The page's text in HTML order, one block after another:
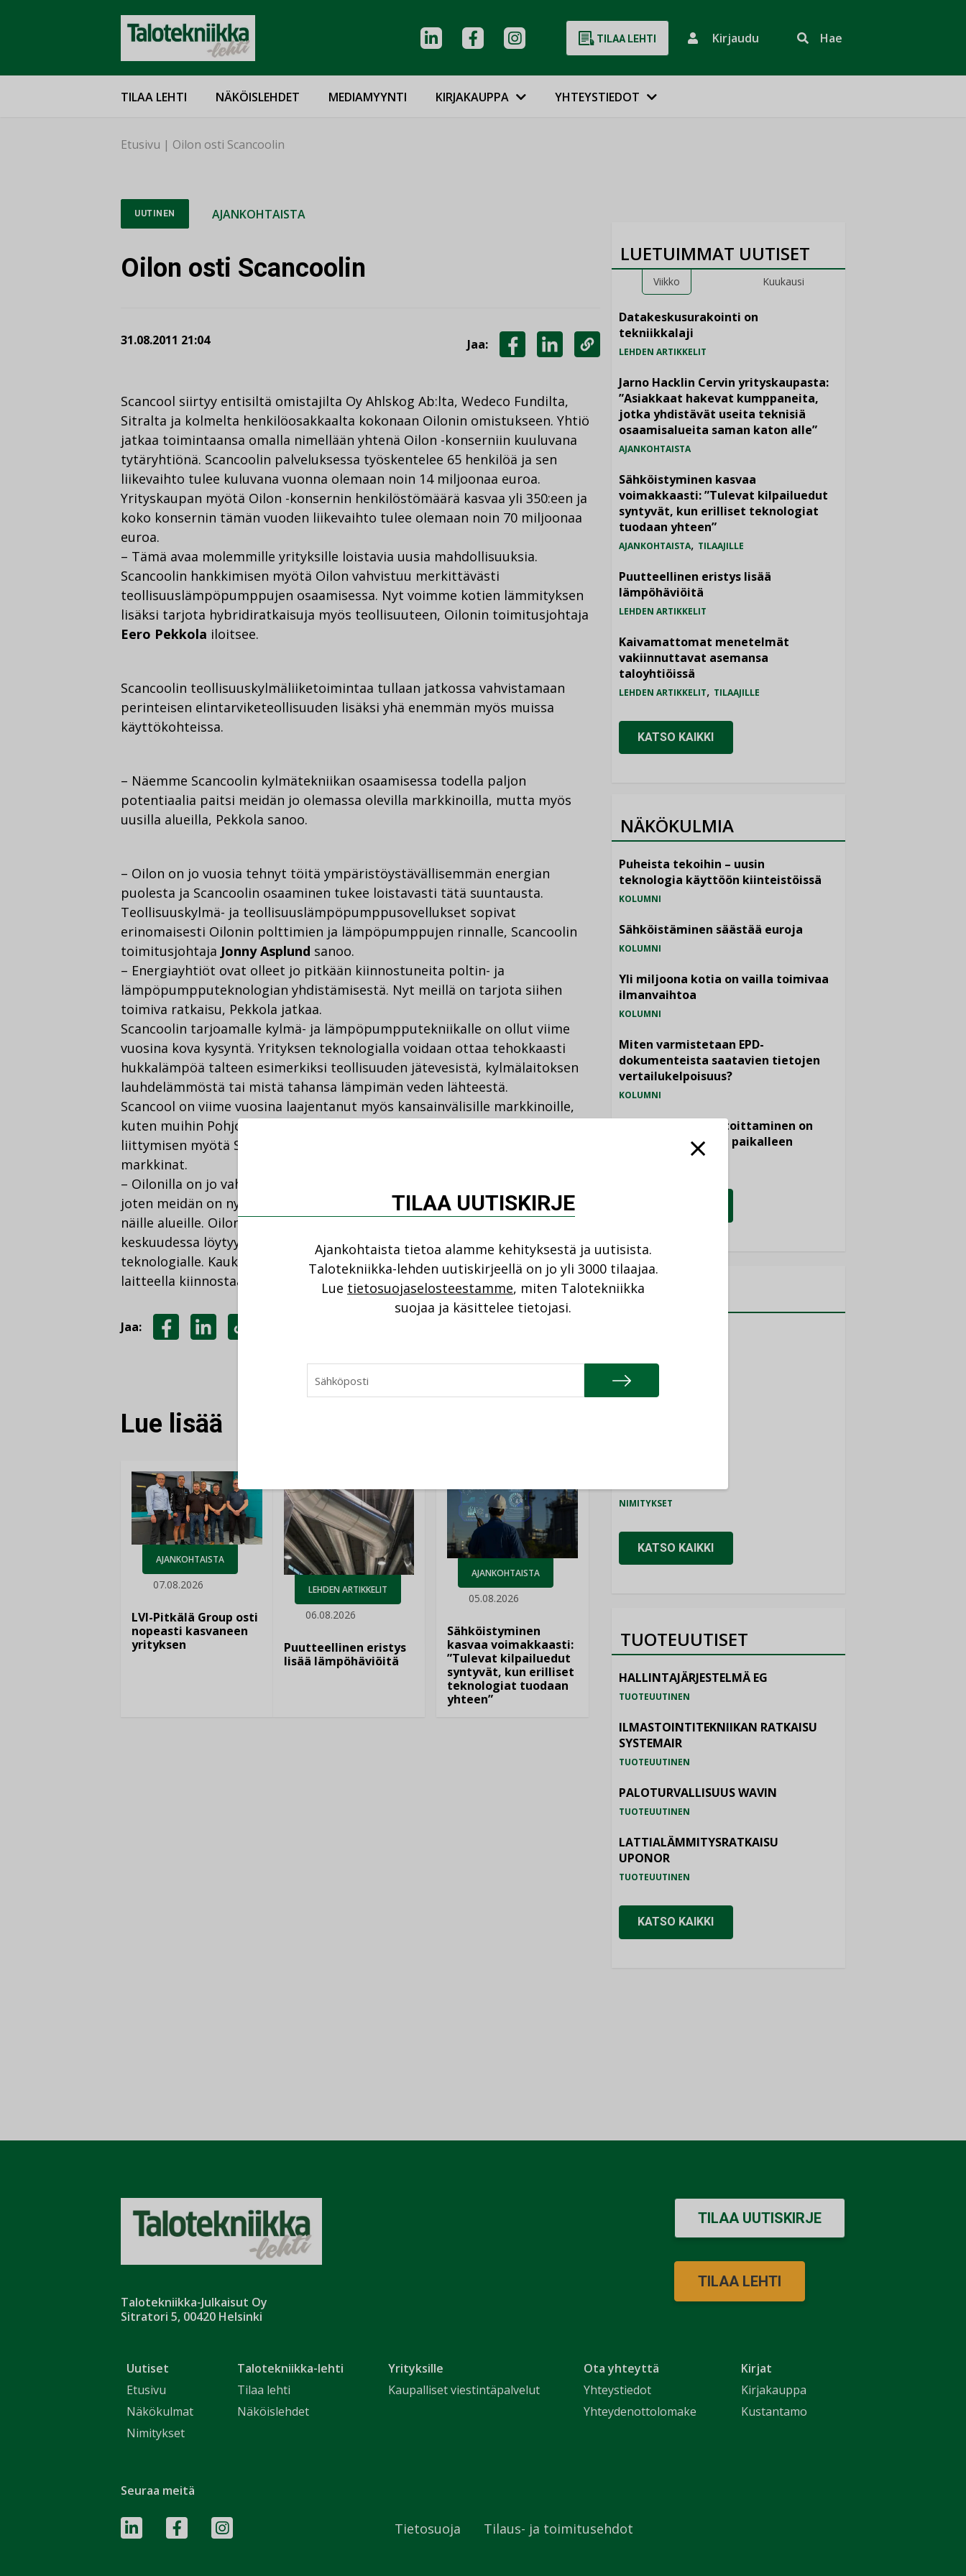
TILAA LEHTI Kirjaudu Hae
TILAA LEHTI NÄKÖISLEHDET MEDIAMYYNTI KIRJAKAUPPA YHTEYSTIEDOT
Etusivu | Oilon osti Scancoolin
UUTINEN AJANKOHTAISTA
Oilon osti Scancoolin
31.08.2011 21:04 Jaa:
LINKEDINISSÄ
LINKKI
Scancool siirtyy entisiltä omistajilta Oy Ahlskog Ab:lta, Wedeco Fundilta,
Sitralta ja kolmelta henkilöosakkaalta kokonaan Oilonin omistukseen. Yhtiö
jatkaa toimintaansa omalla nimellään yhtenä Oilon -konserniin kuuluvana
tytäryhtiönä. Scancoolin palveluksessa työskentelee 65 henkilöä ja sen
liikevaihto tulee kuluvana vuonna olemaan noin 14 miljoonaa euroa.
Yrityskaupan myötä Oilon -konsernin henkilöstömäärä kasvaa yli 350:een ja
koko konsernin tämän vuoden liikevaihto tulee olemaan noin 70 miljoonaa
euroa.
– Tämä avaa molemmille yrityksille loistavia uusia mahdollisuuksia.
Scancoolin hankkimisen myötä Oilon vahvistuu merkittävästi
teollisuuslämpöpumppujen osaamisessa. Nyt voimme kotien lämmityksen
lisäksi tarjota hybridiratkaisuja myös teollisuuteen, Oilonin toimitusjohtaja
Eero Pekkola iloitsee.
Scancoolin teollisuuskylmäliiketoimintaa tullaan jatkossa vahvistamaan
perinteisen elintarviketeollisuuden lisäksi yhä enemmän myös muissa
käyttökohteissa.
– Näemme Scancoolin kylmätekniikan osaamisessa todella paljon
potentiaalia paitsi meidän jo olemassa olevilla markkinoilla, mutta myös
uusilla alueilla, Pekkola sanoo.
– Oilon on jo vuosia tehnyt töitä ympäristöystävällisemmän energian
puolesta ja Scancoolin osaaminen tukee loistavasti tätä suuntausta.
Teollisuuskylmä- ja teollisuuslämpöpumppusovellukset sopivat
erinomaisesti Oilonin polttimien ja lämpöpumppujen rinnalle, Scancoolin
toimitusjohtaja Jonny Asplund sanoo.
– Energiayhtiöt ovat olleet jo pitkään kiinnostuneita poltin- ja
lämpöpumpputeknologian yhdistämisestä. Nyt meillä on tarjota siihen
toimiva ratkaisu, Pekkola jatkaa.
Scancoolin tarjoamalle kylmä- ja lämpöpumpputekniikalle on ollut viime
vuosina kova kysyntä. Yrityksen teknologialla voidaan ottaa tehokkaasti
hukkalämpöä talteen esimerkiksi teollisuuden jätevesistä, kylmälaitoksen
lauhdelämmöstä tai mistä tahansa lämpimän veden lähteestä.
Scancool on viime vuosina laajentanut myös kansainvälisille markkinoille,
kuten muihin Pohjoismaihin, Venäjälle ja Englantiin. Oilon -konserniin
liittymisen myötä Scancoolille avautuukin entistä laajemmat ulkomaan
markkinat.
– Oilonilla on jo vahva asema muun muassa Aasian ja Venäjän markkinoilla,
joten meidän on nyt helppo yhdessä lähteä viemään uutta teknologiaa myös
näille alueille. Oilonin jo olemassa olevien kansainvälisten asiakkaiden
keskuudessa löytyy todella paljon potentiaalisia asiakkaita myös Scancoolin
teknologialle. Kaukolämmön ja kaukokylmän tekeminen tehokkaasti yhdellä
laitteella kiinnostaa kaikkialla, Pekkola sanoo.
Jaa:
Lue lisää
AJANKOHTAISTA
07.08.2026
LVI-Pitkälä Group osti
nopeasti kasvaneen
yrityksen
LEHDEN ARTIKKELIT
06.08.2026
Puutteellinen eristys
lisää lämpöhäviöitä
AJANKOHTAISTA
05.08.2026
Sähköistyminen
kasvaa voimakkaasti:
”Tulevat kilpailuedut
syntyvät, kun erilliset
teknologiat tuodaan
yhteen”
LUETUIMMAT UUTISET
Viikko Kuukausi
Datakeskusurakointi on
tekniikkalaji
LEHDEN ARTIKKELIT
Jarno Hacklin Cervin yrityskaupasta:
”Asiakkaat hakevat kumppaneita,
jotka yhdistävät useita teknisiä
osaamisalueita saman katon alle”
AJANKOHTAISTA
Sähköistyminen kasvaa
voimakkaasti: ”Tulevat kilpailuedut
syntyvät, kun erilliset teknologiat
tuodaan yhteen”
AJANKOHTAISTA, TILAAJILLE
Puutteellinen eristys lisää
lämpöhäviöitä
LEHDEN ARTIKKELIT
Kaivamattomat menetelmät
vakiinnuttavat asemansa
taloyhtiöissä
LEHDEN ARTIKKELIT, TILAAJILLE
KATSO KAIKKI
NÄKÖKULMIA
Puheista tekoihin – uusin
teknologia käyttöön kiinteistöissä
KOLUMNI
Sähköistäminen säästää euroja
KOLUMNI
Yli miljoona kotia on vailla toimivaa
ilmanvaihtoa
KOLUMNI
Miten varmistetaan EPD-
dokumenteista saatavien tietojen
vertailukelpoisuus?
KOLUMNI
Vesi- ja viemärimitoittaminen on
jämähtänyt ajassa paikalleen
NIMITYKSET
Refair
NIMITYKSET
KATSO KAIKKI
TUOTEUUTISET
HALLINTAJÄRJESTELMÄ EG
TUOTEUUTINEN
ILMASTOINTITEKNIIKAN RATKAISU
SYSTEMAIR
TUOTEUUTINEN
PALOTURVALLISUUS WAVIN
TUOTEUUTINEN
LATTIALÄMMITYSRATKAISU
UPONOR
TUOTEUUTINEN
KATSO KAIKKI
Talotekniikka-Julkaisut Oy
Sitratori 5, 00420 Helsinki
Uutiset
Etusivu
Näkökulmat
Nimitykset
Talotekniikka-lehti
Tilaa lehti
Näköislehdet
Yrityksille
Kaupalliset viestintäpalvelut
Ota yhteyttä
Yhteystiedot
Yhteydenottolomake
Kirjat
Kirjakauppa
Kustantamo
TILAA UUTISKIRJE
TILAA LEHTI
Seuraa meitä
Tietosuoja Tilaus- ja toimitusehdot
TILAA UUTISKIRJE
Ajankohtaista tietoa alamme kehityksestä ja uutisista.
Talotekniikka-lehden uutiskirjeellä on jo yli 3000 tilaajaa.
Lue tietosuojaselosteestamme, miten Talotekniikka
suojaa ja käsittelee tietojasi.